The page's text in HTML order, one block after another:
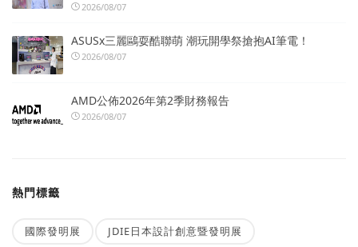
2026/08/07
ASUSx三麗鷗耍酷聯萌 潮玩開學祭搶抱AI筆電！
2026/08/07
AMD公佈2026年第2季財務報告
2026/08/07
熱門標籤
國際發明展 JDIE日本設計創意暨發明展